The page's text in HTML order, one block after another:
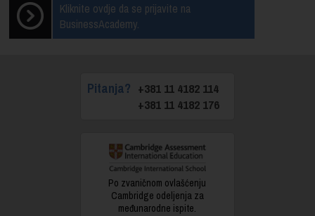
Kliknite ovdje da se prijavite na
BusinessAcademy.
Pitanja? +381 11 4182 114
+381 11 4182 176
Po zvaničnom ovlašćenju
Cambridge odeljenja za
međunarodne ispite.